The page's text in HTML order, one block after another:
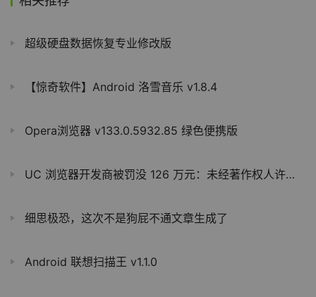
超级硬盘数据恢复专业修改版
【惊奇软件】Android 洛雪音乐 v1.8.4
Opera浏览器 v133.0.5932.85 绿色便携版
UC 浏览器开发商被罚没 126 万元：未经著作权人许可，通过信息网络向公众传播其作品
细思极恐，这次不是狗屁不通文章生成了
Android 联想扫描王 v1.1.0